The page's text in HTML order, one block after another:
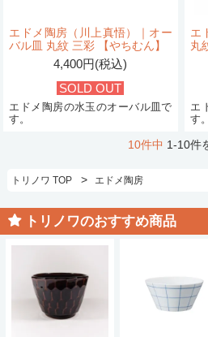
エドメ陶房（川上真悟）｜オー
バル皿 丸紋 三彩 【やちむん】
4,400円(税込)
SOLD OUT
エドメ陶房の水玉のオーバル皿で
す。
エ
丸
エ
す。
10件中 1-10件
トリノワ TOP > エドメ陶房
トリノワのおすすめ商品